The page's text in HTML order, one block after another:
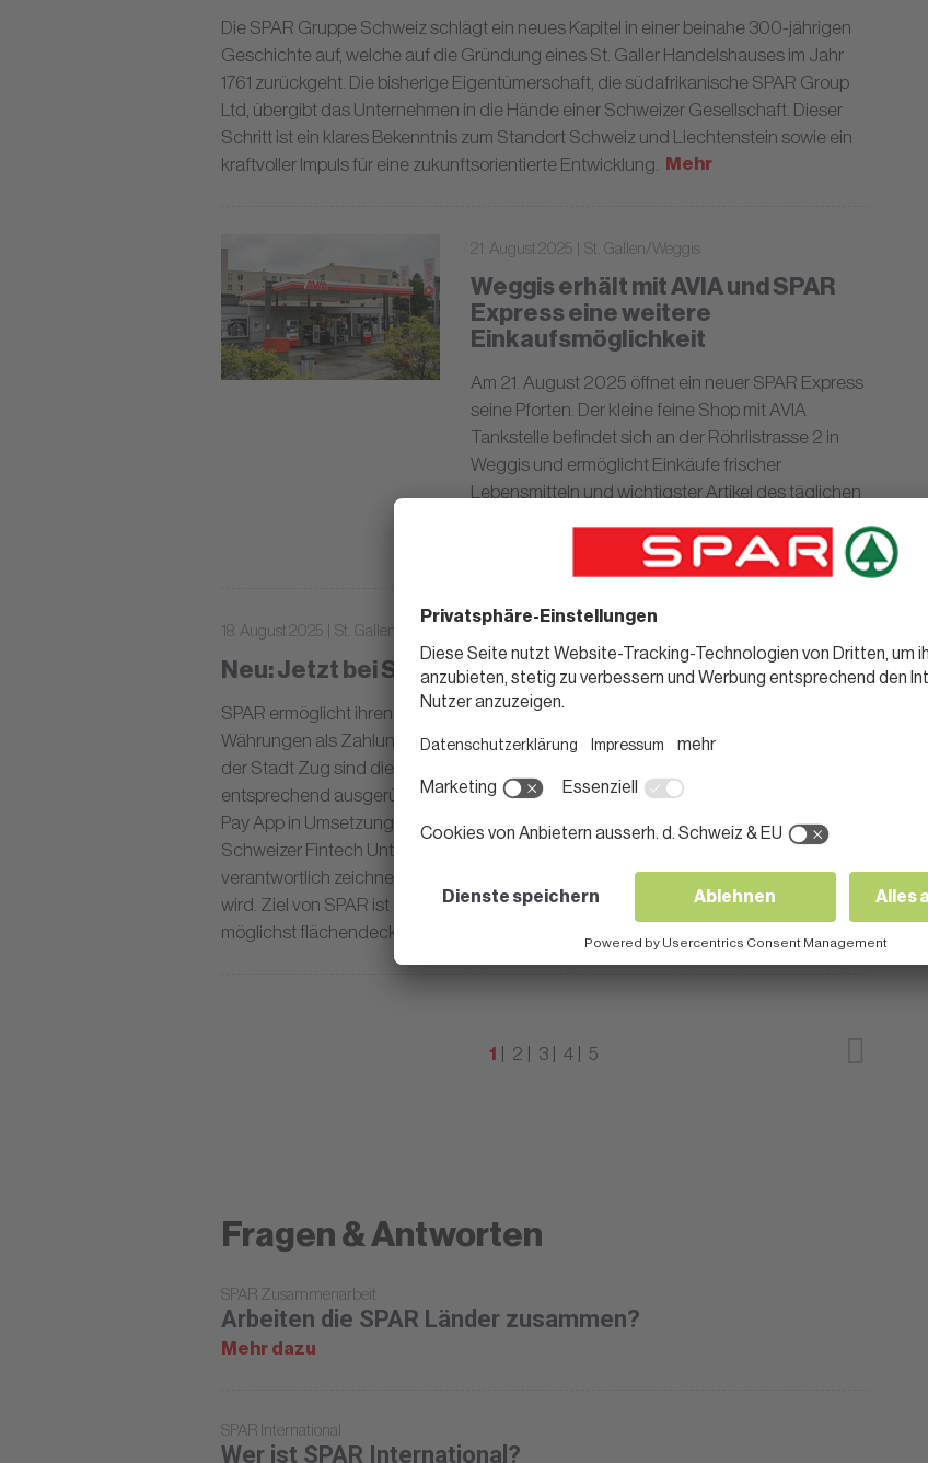
Die SPAR Gruppe Schweiz schlägt ein neues Kapitel in einer beinahe 300-jährigen
Geschichte auf, welche auf die Gründung eines St. Galler Handelshauses im Jahr
1761 zurückgeht. Die bisherige Eigentümerschaft, die südafrikanische SPAR Group
Ltd, übergibt das Unternehmen in die Hände einer Schweizer Gesellschaft. Dieser
Schritt ist ein klares Bekenntnis zum Standort Schweiz und Liechtenstein sowie ein
kraftvoller Impuls für eine zukunftsorientierte Entwicklung. Mehr
21. August 2025 | St. Gallen/Weggis
Weggis erhält mit AVIA und SPAR
Express eine weitere
Einkaufsmöglichkeit
Am 21. August 2025 öffnet ein neuer SPAR Express
seine Pforten. Der kleine feine Shop mit AVIA
Tankstelle befindet sich an der Röhrlistrasse 2 in
Weggis und ermöglicht Einkäufe frischer
Lebensmitteln und wichtigster Artikel des täglichen
18. August 2025 | St. Gallen
Neu: Jetzt bei SPAR mit Krypto-Währung bezahlen
SPAR ermöglicht ihren Kundinnen und Kunden ab sofort, in ihren Märkten Krypto-
Währungen als Zahlungsmittel einzusetzen. Nach einem erfolgreichen Testlauf in
der Stadt Zug sind die Zahlterminals bereits in rund einhundert Filialen
entsprechend ausgerüstet. In weiteren vierzig Märkten ist die Installation der neuen
Pay App in Umsetzung. Dieses neue Angebot erfolgt in der Zusammenarbeit mit dem
Schweizer Fintech Unternehmen DFX.swiss, das für die technische Umsetzung
verantwortlich zeichnet, und Binance, einer der grössten Krypto Börse bezeichnet
wird. Ziel von SPAR ist es, den Zugang zu diesem neuen Zahlungsmittel schrittweise
möglichst flächendeckend in allen Märkten einzuführen.
1 2 3 4 5
Fragen & Antworten
SPAR Zusammenarbeit
Arbeiten die SPAR Länder zusammen?
Mehr dazu
SPAR International
Wer ist SPAR International?